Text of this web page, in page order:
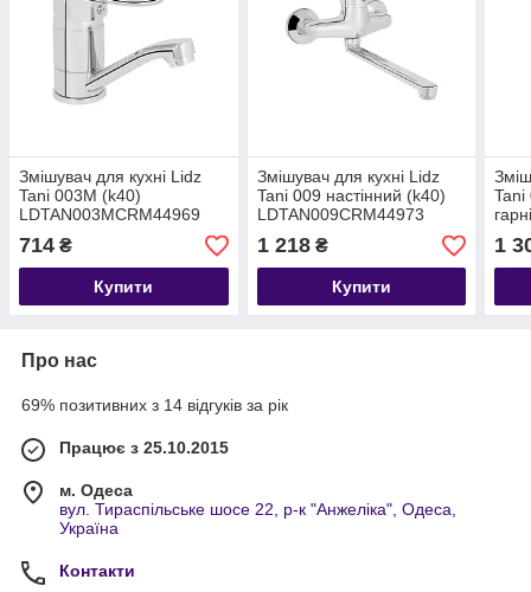
Змішувач для кухні Lidz
Tani 003M (k40)
LDTAN003MCRM44969
Chrome
714 ₴
Купити
Змішувач для кухні Lidz
Tani 009 настінний (k40)
LDTAN009CRM44973
Chrome
1 218₴
Купити
Tani
1
Про нас
69% позитивних з 14 відгуків за рік
Працює з 25.10.2015
м. Одеса
вул. Тираспільське шосе 22, р-к "Анжеліка", Одеса,
Україна
Контакти